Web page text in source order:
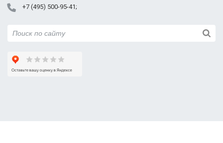
+7 (495) 500-95-41